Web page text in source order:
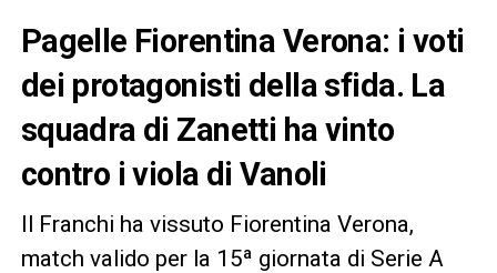
Pagelle Fiorentina Verona: i voti
dei protagonisti della sfida. La
squadra di Zanetti ha vinto
contro i viola di Vanoli
Il Franchi ha vissuto Fiorentina Verona,
match valido per la 15ª giornata di Serie A